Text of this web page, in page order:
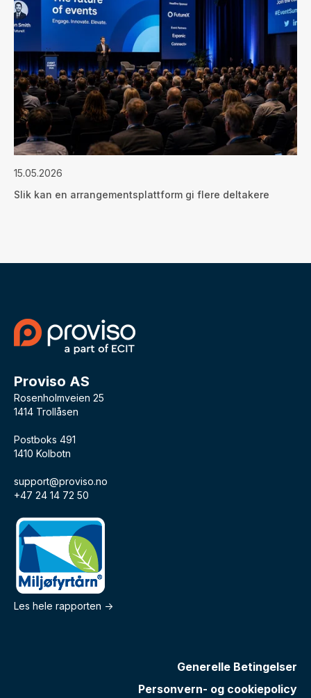
15.05.2026
Slik kan en arrangementsplattform gi flere deltakere
Proviso AS
Rosenholmveien 25
1414 Trollåsen
Postboks 491
1410 Kolbotn
support@proviso.no
+47 24 14 72 50
Les hele rapporten ->
Generelle Betingelser
Personvern- og cookiepolicy